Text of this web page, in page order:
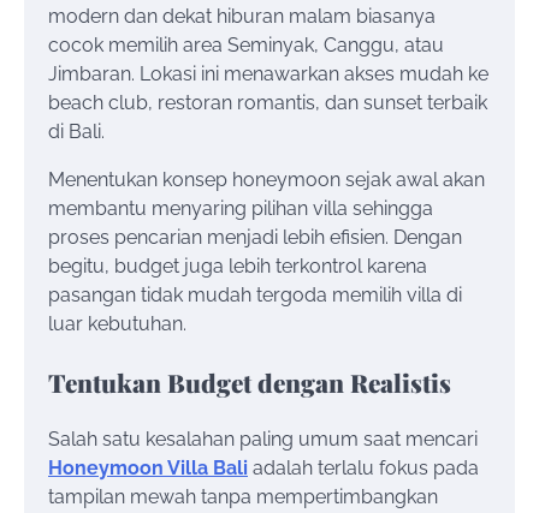
modern dan dekat hiburan malam biasanya
cocok memilih area Seminyak, Canggu, atau
Jimbaran. Lokasi ini menawarkan akses mudah ke
beach club, restoran romantis, dan sunset terbaik
di Bali.
Menentukan konsep honeymoon sejak awal akan
membantu menyaring pilihan villa sehingga
proses pencarian menjadi lebih efisien. Dengan
begitu, budget juga lebih terkontrol karena
pasangan tidak mudah tergoda memilih villa di
luar kebutuhan.
Tentukan Budget dengan Realistis
Salah satu kesalahan paling umum saat mencari
Honeymoon Villa Bali adalah terlalu fokus pada
tampilan mewah tanpa mempertimbangkan